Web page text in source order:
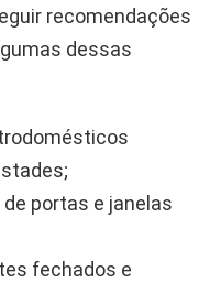
recomendações
dessas
portas e janelas
fechados e